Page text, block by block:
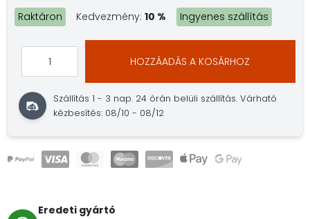
Raktáron Kedvezmény: 10 % Ingyenes szállítás
HOZZÁADÁS A KOSÁRHOZ
Szállítás 1 - 3 nap. 24 órán belüli szállítás.Várható
kézbesítés: 08/10 - 08/12
Eredeti gyártó